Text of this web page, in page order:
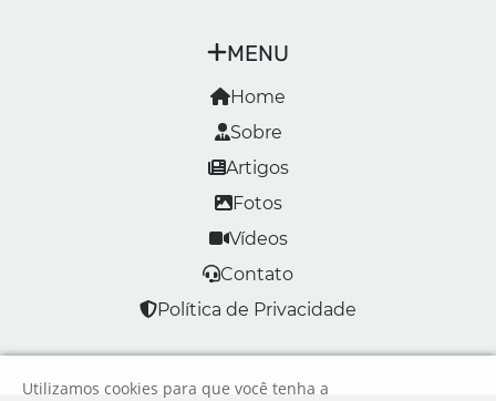
MENU
Home
Sobre
Artigos
Fotos
Vídeos
Contato
Política de Privacidade
Utilizamos cookies para que você tenha a